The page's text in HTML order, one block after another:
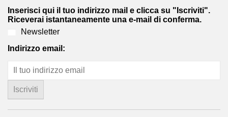
Inserisci qui il tuo indirizzo mail e clicca su "Iscriviti".
Riceverai istantaneamente una e-mail di conferma.
Newsletter
Indirizzo email: